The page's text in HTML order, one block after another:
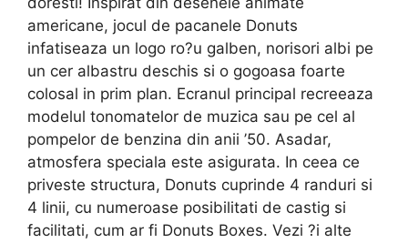
americane, jocul de pacanele Donuts
infatiseaza un logo ro?u galben, norisori albi pe
un cer albastru deschis si o gogoasa foarte
colosal in prim plan. Ecranul principal recreeaza
modelul tonomatelor de muzica sau pe cel al
pompelor de benzina din anii ’50. Asadar,
atmosfera speciala este asigurata. In ceea ce
priveste structura, Donuts cuprinde 4 randuri si
4 linii, cu numeroase posibilitati de castig si
facilitati, cum ar fi Donuts Boxes. Vezi ?i alte